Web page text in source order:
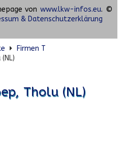
von www.lkw-infos.eu. ©
& Datenschutzerklärung
Firmen T
Tholu (NL)